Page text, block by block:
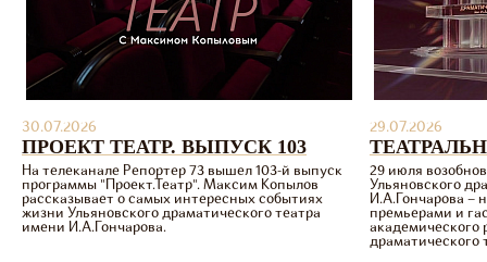
30.07.2026
ПРОЕКТ ТЕАТР. ВЫПУСК 103
На телеканале Репортер 73 вышел 103-й выпуск
программы "Проект.Театр". Максим Копылов
рассказывает о самых интересных событиях
жизни Ульяновского драматического театра
имени И.А.Гончарова.
29.07.2026
29 июля
Ульяновского
И.А.Гончарова –
премьерами и
академического
драматического